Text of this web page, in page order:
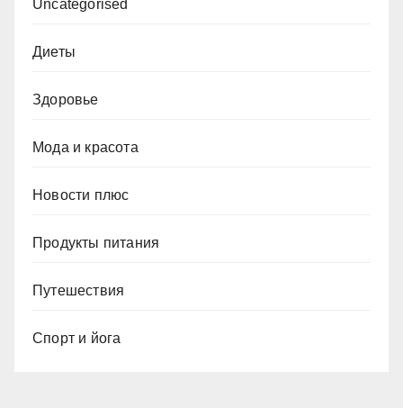
Uncategorised
Диеты
Здоровье
Мода и красота
Новости плюс
Продукты питания
Путешествия
Спорт и йога